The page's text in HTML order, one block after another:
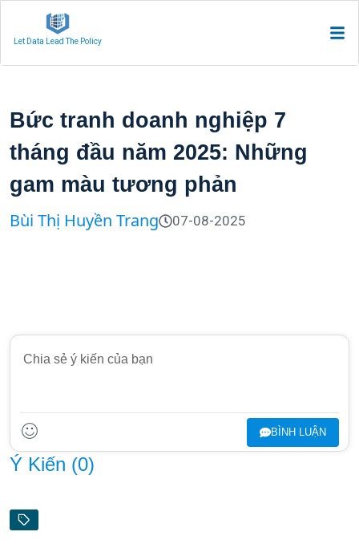
Let Data Lead The Policy
Bức tranh doanh nghiệp 7
tháng đầu năm 2025: Những
gam màu tương phản
Bùi Thị Huyền Trang 07-08-2025
BÌNH LUẬN
Ý Kiến (0)